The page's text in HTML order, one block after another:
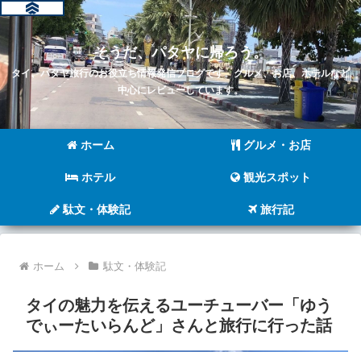
そうだ、パタヤに帰ろう。
タイ、パタヤ旅行のお役立ち情報発信ブログです。グルメ、お店、ホテルなど
中心にレビューしています。
ホーム グルメ・お店
ホテル 観光スポット
駄文・体験記 旅行記
ホーム 駄文・体験記
タイの魅力を伝えるユーチューバー「ゆう
でぃーたいらんど」さんと旅行に行った話